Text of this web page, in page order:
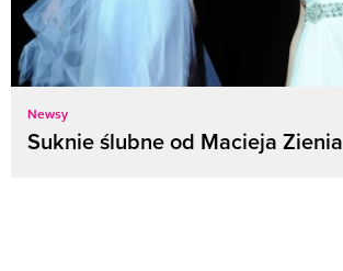
Newsy
Suknie ślubne od Macieja Zienia